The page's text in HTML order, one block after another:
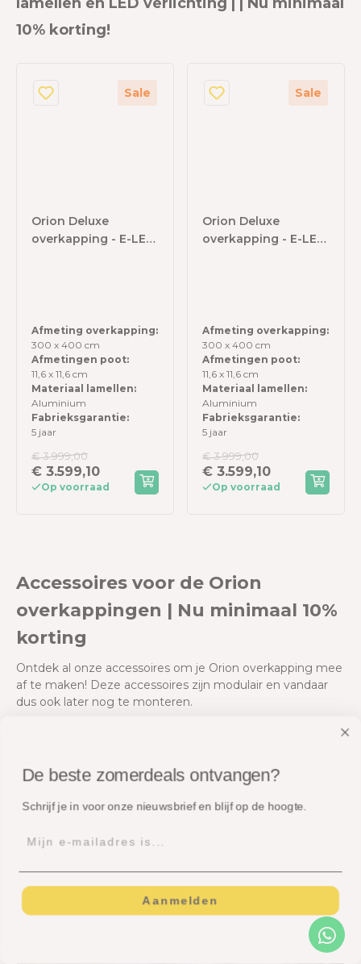
10% korting!
Sale
Orion Deluxe
overkapping - E-LED
Afmeting overkapping:
300 x 400 cm
Afmetingen poot:
11,6 x 11,6 cm
Materiaal lamellen:
Aluminium
Fabrieksgarantie:
5 jaar
€ 3.599,10
€ 3.999,00
Op voorraad
Sale
Orion Deluxe
overkapping - E-LED
Afmeting overkapping:
300 x 400 cm
Afmetingen poot:
11,6 x 11,6 cm
Materiaal lamellen:
Aluminium
Fabrieksgarantie:
5 jaar
€ 3.599,10
€ 3.999,00
Op voorraad
Accessoires voor de Orion
overkappingen | Nu minimaal 10%
korting
Ontdek al onze accessoires om je Orion overkapping mee
af te maken! Deze accessoires zijn modulair en vandaar
dus ook later nog te monteren.
De beste zomerdeals ontvangen?
Schrijf je in voor onze nieuwsbrief en blijf op de hoogte.
Aanmelden